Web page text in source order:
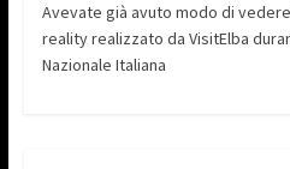
Avevate già avuto modo di
reality realizzato da VisitElba
Nazionale Italiana